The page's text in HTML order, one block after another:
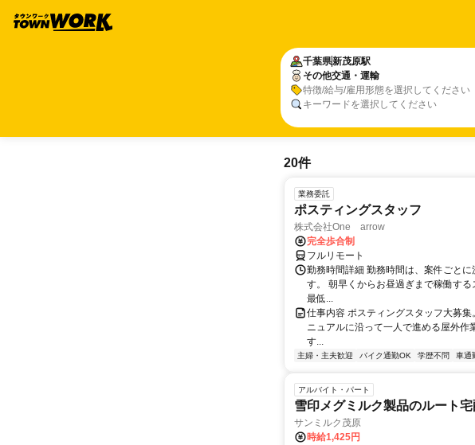
千葉県新茂原駅
その他交通・運輸
特徴/給与/雇用形態を選択してください
キーワードを選択してください
20件
業務委託
ポスティングスタッフ
株式会社One arrow
完全歩合制
フルリモート
勤務時間詳細 勤務時間は、案件ごと
す。 朝早くからお昼過ぎまで稼働す
最低...
仕事内容 ポスティングスタッフ大募
ニュアルに沿って一人で進める屋外作
す...
主婦・主夫歓迎 バイク通勤OK 学歴不問 車通
アルバイト・パート
雪印メグミルク製品のルート
サンミルク茂原
時給1,425円